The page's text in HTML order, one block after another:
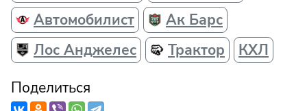
Автомобилист
Ак Барс
Лос Анджелес
Трактор
КХЛ
Поделиться